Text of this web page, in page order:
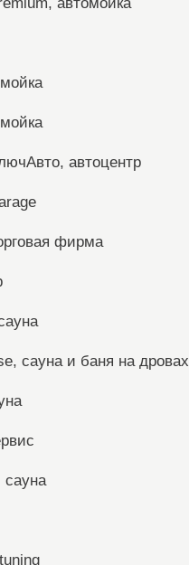
автоцентр
фирма
сауна и баня на дровах
сауна